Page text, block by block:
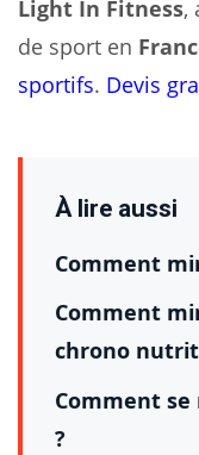
Light In Fitness,
de sport en
sportifs. Devis
À lire aussi
Comment
Comment
chrono
Comment
?